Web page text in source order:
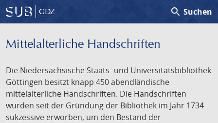
GDZ search Suchen
Mittelalterliche Handschriften
Die Niedersächsische Staats- und Universitätsbibliothek
Göttingen besitzt knapp 450 abendländische
mittelalterliche Handschriften. Die Handschriften
wurden seit der Gründung der Bibliothek im Jahr 1734
sukzessive erworben, um den Bestand der